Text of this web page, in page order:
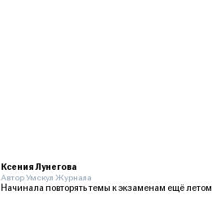
Ксения Лунегова
Автор Умскул Журнала
Начинала повторять темы к экзаменам ещё летом